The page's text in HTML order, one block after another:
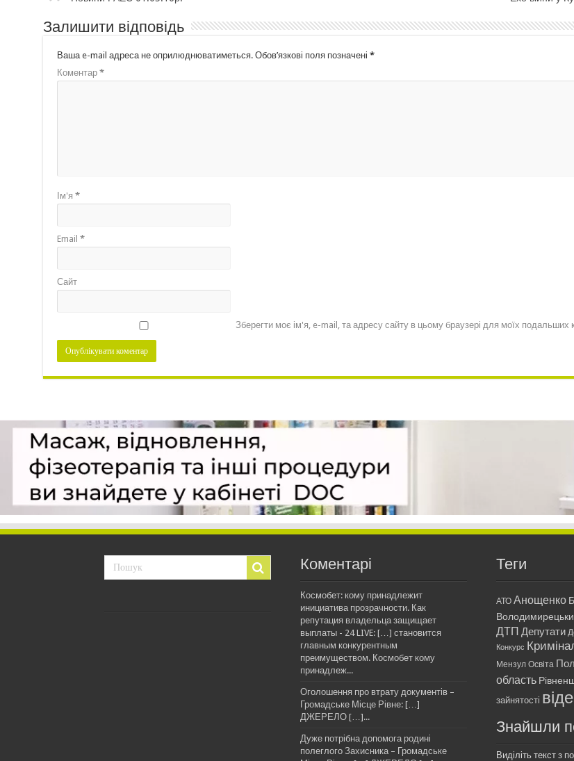
Залишити відповідь
Ваша e-mail адреса не оприлюднюватиметься. Обов’язкові поля позначені *
Коментар *
Ім'я *
Email *
Сайт
Зберегти моє ім'я, e-mail, та адресу сайту в цьому браузері для моїх подальших
Коментарі
Космобет: кому принадлежит
инициатива прозрачности. Как
репутация владельца защищает
выплаты - 24 LIVE: […] становится
главным конкурентным
преимуществом. Космобет кому
принадлеж...
Оголошення про втрату документів –
Громадське Місце Рівне: […]
ДЖЕРЕЛО […]...
Дуже потрібна допомога родині
полеглого Захисника – Громадське
Теги
АТО Анощенко
ДТП Депутати
Конкурс
Мензул Освіта
область
зайнятості
Знайшли
Виділіть текст з